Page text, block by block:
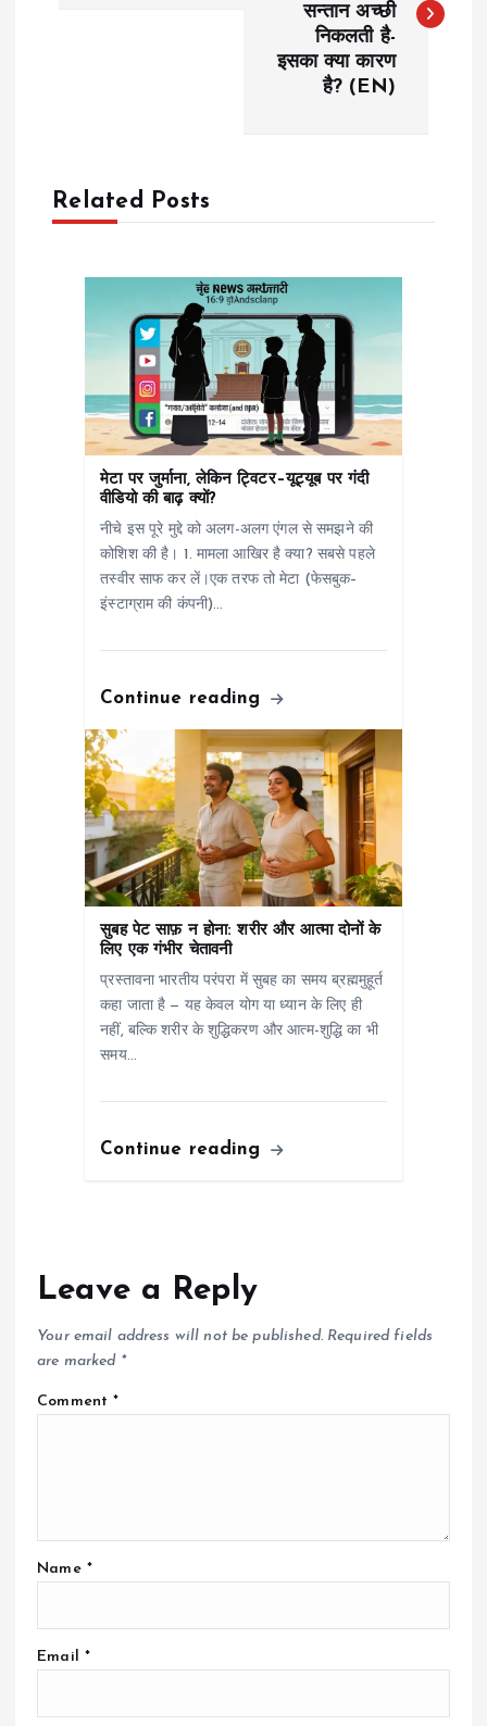
a
v
सन्तान अच्छी
निकलती है-
इसका क्या कारण
है? (EN)
Related Posts
मेटा पर जुर्माना, लेकिन ट्विटर–यूट्यूब पर गंदी
वीडियो की बाढ़ क्यों?
नीचे इस पूरे मुद्दे को अलग-अलग एंगल से समझने की
कोशिश की है। 1. मामला आखिर है क्या? सबसे पहले
तस्वीर साफ कर लें।एक तरफ तो मेटा (फेसबुक–
इंस्टाग्राम की कंपनी)…
Continue reading
सुबह पेट साफ़ न होना: शरीर और आत्मा दोनों के
लिए एक गंभीर चेतावनी
प्रस्तावना भारतीय परंपरा में सुबह का समय ब्रह्ममुहूर्त
कहा जाता है — यह केवल योग या ध्यान के लिए ही
नहीं, बल्कि शरीर के शुद्धिकरण और आत्म-शुद्धि का भी
समय…
Continue reading
Leave a Reply
Your email address will not be published. Required fields
are marked *
Comment*
Name *
Email *